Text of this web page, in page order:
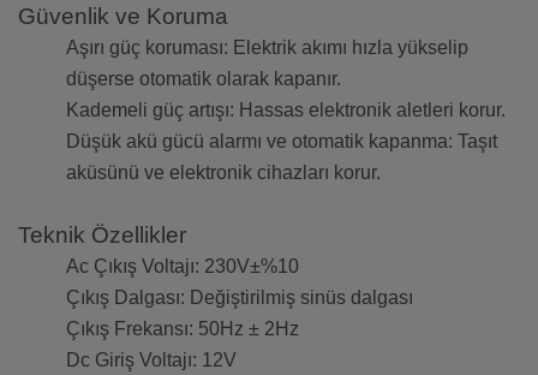
Güvenlik ve Koruma
Aşırı güç koruması: Elektrik akımı hızla yükselip
düşerse otomatik olarak kapanır.
Kademeli güç artışı: Hassas elektronik aletleri korur.
Düşük akü gücü alarmı ve otomatik kapanma: Taşıt
aküsünü ve elektronik cihazları korur.
Teknik Özellikler
Ac Çıkış Voltajı: 230V±%10
Çıkış Dalgası: Değiştirilmiş sinüs dalgası
Çıkış Frekansı: 50Hz ± 2Hz
Dc Giriş Voltajı: 12V